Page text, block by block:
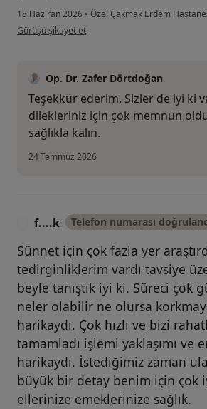
18 Haziran 2026 • Özel Çakmak Erdem
kullanıcının görüşüne göre er...a
Görüşü şikayet et
Op. Dr. Zafer Dörtdoğan
Teşekkür ederim, Sizler de iyi ki
dilekleriniz için çok memnun
sağlıkla kalın.
24 Temmuz 2026
f....k Telefon numarası
Sünnet için çok fazla yer
tedirginliklerim vardı tavsiye
beyle tanıştık iyi ki. Süreci çok
neler olabilir ne olursa
harikaydı. Çok hızlı ve bizi
tamamladı işlemi yaklaşımı ve
harikaydı. İstediğimiz zaman
büyük bir detay benim için çok
ellerinize emeklerinize sağlık.